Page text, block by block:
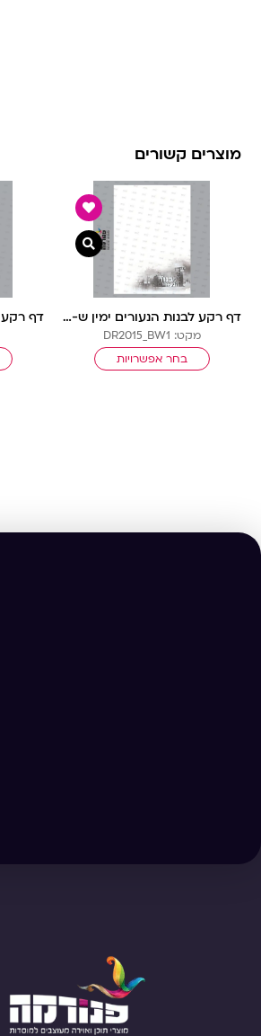
מוצרים קשורים
דף רקע לבנות הנעורים ימין ש-ל בלי שורות
מקט: DR2015_BW1
בחר אפשרויות